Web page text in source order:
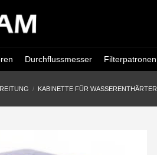
Durchflussmesser Filterpatronen
/ KABINETTE FÜR WASSERENTHÄRTER